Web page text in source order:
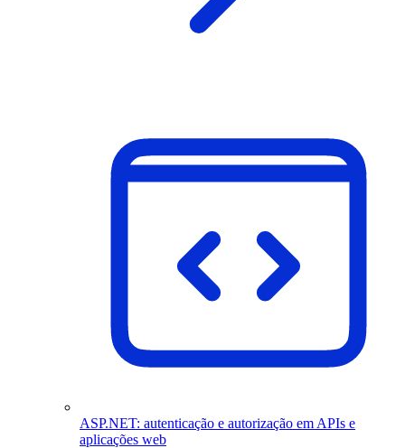
ASP.NET: autenticação e autorização em APIs e
aplicações web